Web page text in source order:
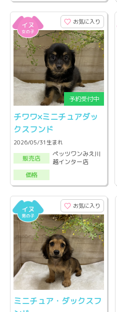
お気に入り
チワワ×ミニチュアダッ
クスフンド
2026/05/31生まれ
販売店
ペッツワンみえ川
越インター店
価格
お気に入り
ミニチュア・ダックスフ